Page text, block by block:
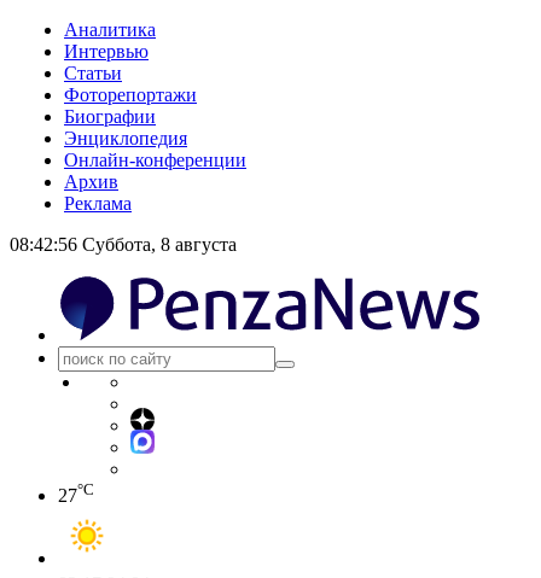
Аналитика
Интервью
Статьи
Фоторепортажи
Биографии
Энциклопедия
Онлайн-конференции
Архив
Реклама
08:42:56 Суббота, 8 августа
27°C